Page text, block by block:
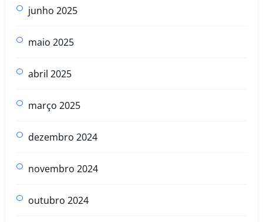
junho 2025
maio 2025
abril 2025
março 2025
dezembro 2024
novembro 2024
outubro 2024